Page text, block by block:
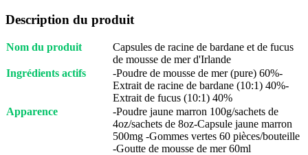
Description du produit
Nom du produit
Capsules de racine de bardane et de fucus
de mousse de mer d'Irlande
Ingrédients actifs
-Poudre de mousse de mer (pure) 60%-
Extrait de racine de bardane (10:1) 40%-
Extrait de fucus (10:1) 40%
Apparence
-Poudre jaune marron 100g/sachets de
4oz/sachets de 8oz-Capsule jaune marron
500mg -Gommes vertes 60 pièces/bouteille
-Goutte de mousse de mer 60ml